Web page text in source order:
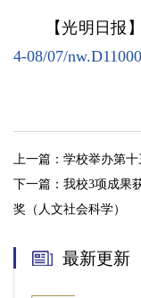
【光明日报】
4-08/07/
上一篇： 学校举办第
下一篇： 我校3项成果
奖（人文社会科学）
最新更新